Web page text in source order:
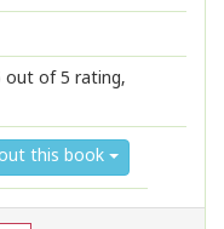
out of 5 rating,
this book